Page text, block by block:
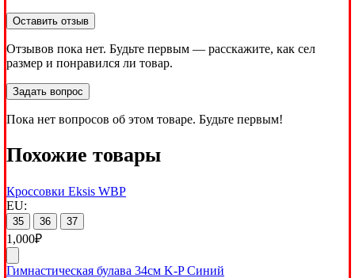
Оставить отзыв
Отзывов пока нет. Будьте первым — расскажите, как сел
размер и понравился ли товар.
Задать вопрос
Пока нет вопросов об этом товаре. Будьте первым!
Похожие товары
Кроссовки Eksis WBP
EU:
35 36 37
1,000₽
Гимнастическая булава 34см K-P Синий